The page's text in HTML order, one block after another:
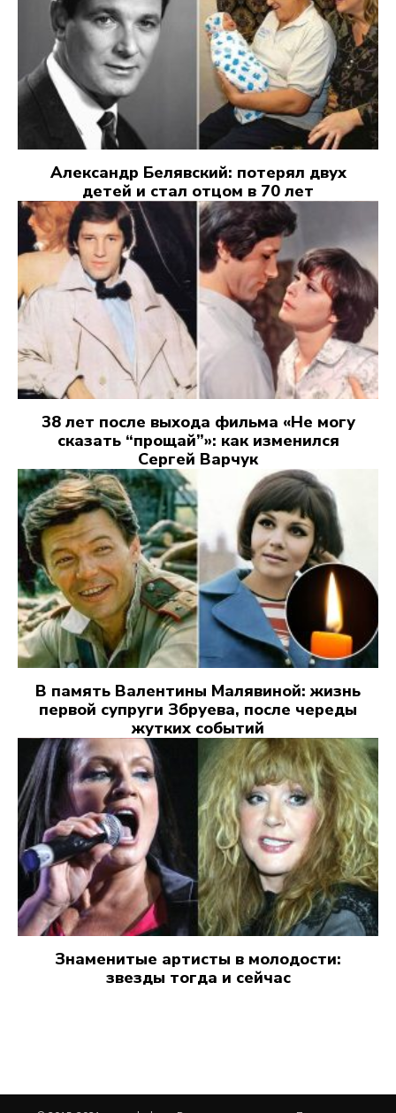
Александр Белявский: потерял двух
детей и стал отцом в 70 лет
38 лет после выхода фильма «Не могу
сказать “прощай”»: как изменился
Сергей Варчук
В память Валентины Малявиной: жизнь
первой супруги Збруева, после череды
жутких событий
Знаменитые артисты в молодости:
звезды тогда и сейчас